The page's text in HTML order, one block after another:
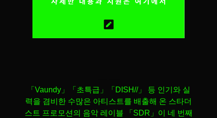
「 Vaundy」「초특급」「 DISH//」 등 인기와 실
력을 겸비한 수많은 아티스트를 배출해 온 스타더
스트 프로모션의 음악 레이블 「 SDR 」이 네 번째